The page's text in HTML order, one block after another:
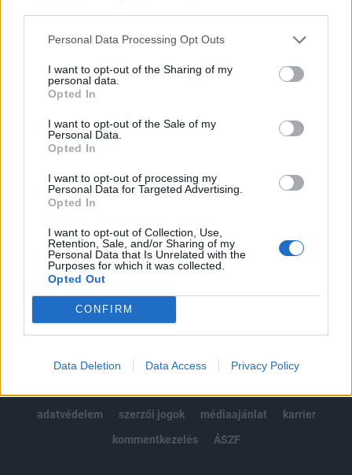
Personal Data Processing Opt Outs
I want to opt-out of the Sharing of my
personal data.
Opted In
I want to opt-out of the Sale of my
Personal Data.
Opted In
I want to opt-out of processing my
Personal Data for Targeted Advertising.
Opted In
I want to opt-out of Collection, Use,
Retention, Sale, and/or Sharing of my
Personal Data that Is Unrelated with the
Purposes for which it was collected.
Opted Out
CONFIRM
Data Deletion Data Access Privacy Policy
A keresett cikk a portfolio.hu hírarchívumához
tartozik, melynek olvasása előfizetéses
Az előfizetés a következőket tartalmazza:
Portfolio.hu teljes cikkarchívum
Kötéslisták: BÉT elmúlt 2 év napon belüli
kötéslistái
Előfizetés
MÁR ELŐFIZETŐNK VAGY?BEJELENTKEZÉS
© 2026 Portfolio
adatvédelem
szerzői jogok médiaajánlat
karrier
kommentkezelés
ÁSZF